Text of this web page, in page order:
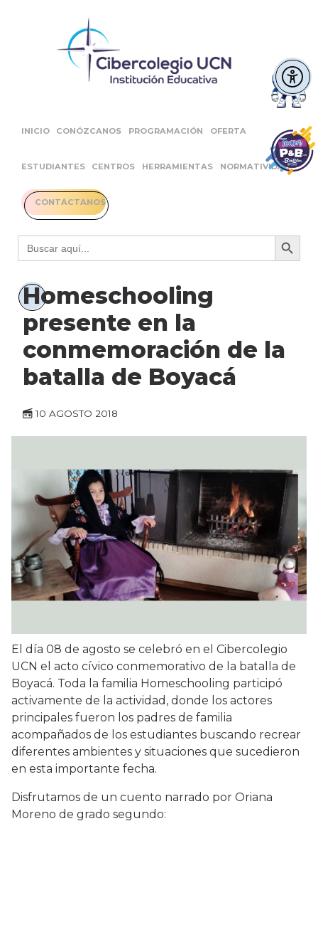
INICIO CONÓZCANOS PROGRAMACIÓN OFERTA
ESTUDIANTES CENTROS HERRAMIENTAS NORMATIVIDAD
CONTÁCTANOS
Buscar: Botón
Homeschooling
presente en la
conmemoración de la
batalla de Boyacá
10 AGOSTO 2018
El día 08 de agosto se celebró en el Cibercolegio
UCN el acto cívico conmemorativo de la batalla de
Boyacá. Toda la familia Homeschooling participó
activamente de la actividad, donde los actores
principales fueron los padres de familia
acompañados de los estudiantes buscando recrear
diferentes ambientes y situaciones que sucedieron
en esta importante fecha.
Disfrutamos de un cuento narrado por Oriana
Moreno de grado segundo: